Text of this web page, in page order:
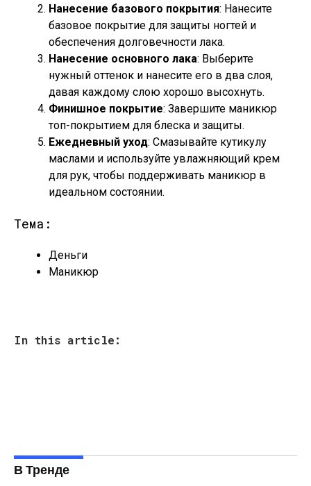
Нанесение базового покрытия: Нанесите
базовое покрытие для защиты ногтей и
обеспечения долговечности лака.
Нанесение основного лака: Выберите
нужный оттенок и нанесите его в два слоя,
давая каждому слою хорошо высохнуть.
Финишное покрытие: Завершите маникюр
топ-покрытием для блеска и защиты.
Ежедневный уход: Смазывайте кутикулу
маслами и используйте увлажняющий крем
для рук, чтобы поддерживать маникюр в
идеальном состоянии.
Тема:
Деньги
Маникюр
In this article:
В Тренде